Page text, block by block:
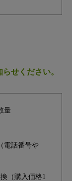
せください。
量
電話番号や
（購入価格1